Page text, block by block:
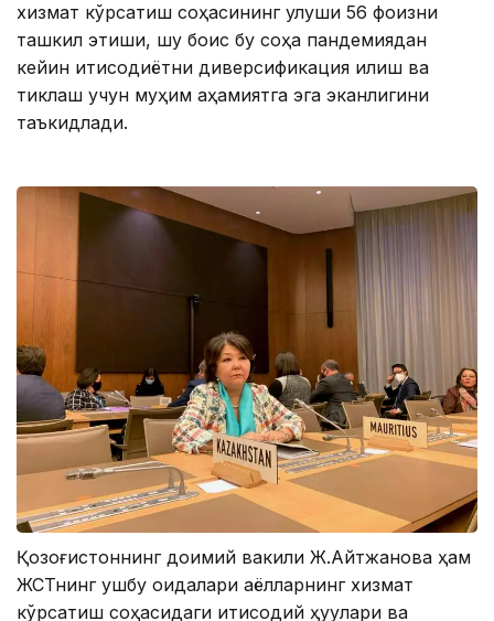
хизмат кўрсатиш соҳасининг улуши 56 фоизни
ташкил этиши, шу боис бу соҳа пандемиядан
кейин иқтисодиётни диверсификация қилиш ва
тиклаш учун муҳим аҳамиятга эга эканлигини
таъкидлади.
Қозоғистоннинг доимий вакили Ж.Aйтжанова ҳам
ЖСТнинг ушбу қоидалари аёлларнинг хизмат
кўрсатиш соҳасидаги иқтисодий ҳуқуқлари ва